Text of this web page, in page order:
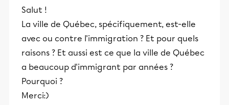
Salut !
La ville de Québec, spécifiquement, est-elle
avec ou contre l'immigration ? Et pour quels
raisons ? Et aussi est ce que la ville de Québec
a beaucoup d'immigrant par années ?
Pourquoi ?
Merci:)